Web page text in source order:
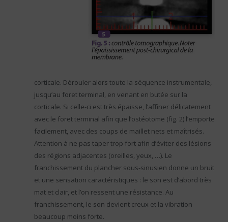
corticale. Dérouler alors toute la séquence instrumentale,
jusqu’au foret terminal, en venant en butée sur la
corticale. Si celle-ci est très épaisse, l’affiner délicatement
avec le foret terminal afin que l’ostéotome (fig. 2) l’emporte
facilement, avec des coups de maillet nets et maîtrisés.
Attention à ne pas taper trop fort afin d’éviter des lésions
des régions adjacentes (oreilles, yeux, …). Le
franchissement du plancher sous-sinusien donne un bruit
et une sensation caractéristiques : le son est d’abord très
mat et clair, et l’on ressent une résistance. Au
franchissement, le son devient creux et la vibration
beaucoup moins forte.